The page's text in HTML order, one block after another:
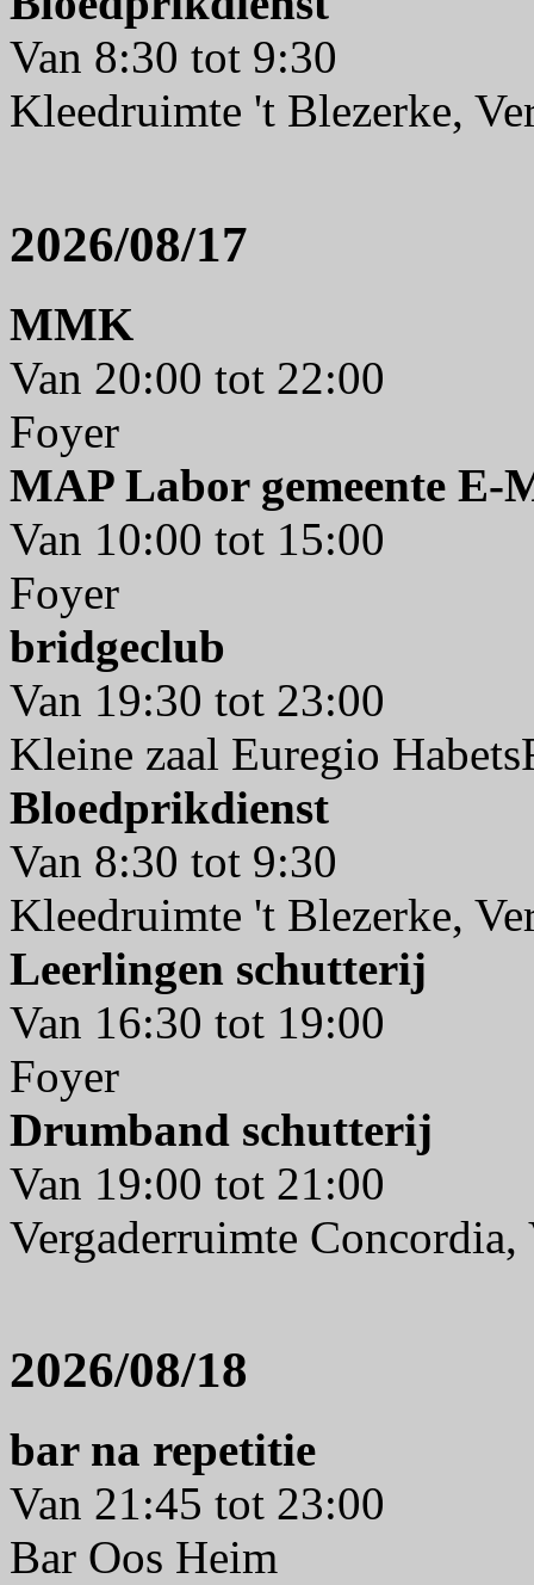
Van 8:30 tot 9:30
Kleedruimte 't Blezerke,
2026/08/17
MMK
Van 20:00 tot 22:00
Foyer
MAP Labor gemeente E-
Van 10:00 tot 15:00
Foyer
bridgeclub
Van 19:30 tot 23:00
Kleine zaal Euregio
Bloedprikdienst
Van 8:30 tot 9:30
Kleedruimte 't Blezerke,
Leerlingen schutterij
Van 16:30 tot 19:00
Foyer
Drumband schutterij
Van 19:00 tot 21:00
Vergaderruimte Concordia,
2026/08/18
bar na repetitie
Van 21:45 tot 23:00
Bar Oos Heim